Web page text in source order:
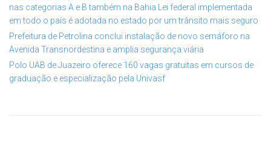
nas categorias A e B também na Bahia Lei federal implementada
em todo o país é adotada no estado por um trânsito mais seguro
Prefeitura de Petrolina conclui instalação de novo semáforo na
Avenida Transnordestina e amplia segurança viária
Polo UAB de Juazeiro oferece 160 vagas gratuitas em cursos de
graduação e especialização pela Univasf